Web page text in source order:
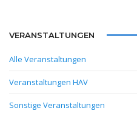
VERANSTALTUNGEN
Alle Veranstaltungen
Veranstaltungen HAV
Sonstige Veranstaltungen